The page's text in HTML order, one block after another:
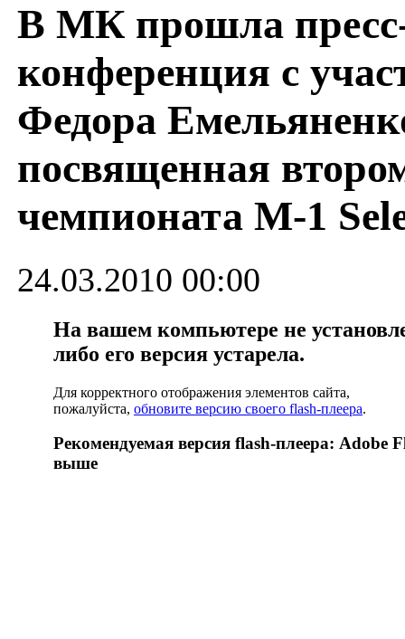
В МК прошла
конференция с
Федора
посвященная
чемпионата M-1
24.03.2010 00:00
На вашем компьютере не
либо его версия устарела.
Для корректного отображения элементов сайта,
пожалуйста, обновите версию своего flash-плеера.
Рекомендуемая версия flash-плеера: Adobe
выше